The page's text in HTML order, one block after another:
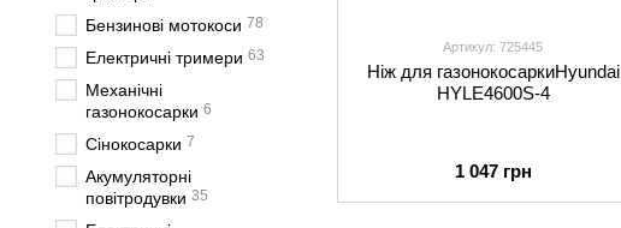
Артикул: 725445
Ніж для газонокосаркиHyundai
HYLE4600S-4
1 047 грн
Бензинові мотокоси 78
Електричні тримери 63
Механічні
газонокосарки 6
Сінокосарки 7
Акумуляторні
повітродувки 35